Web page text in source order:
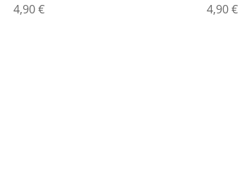
4,90€ 4,90€